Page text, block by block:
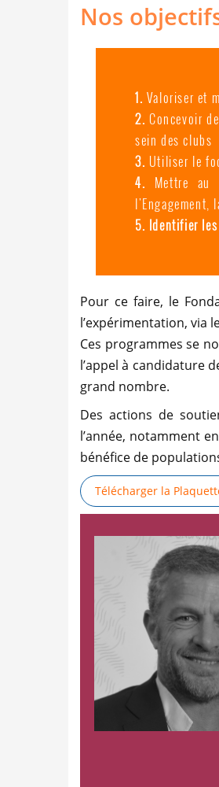
Nos
Valoriser et
Concevoir
sein des clubs
Utiliser le
Mettre au
l'Engagement,
Identifier
Pour ce faire, le
l’expérimentation, via
Ces programmes se
l’appel à candidature
grand nombre.
Des actions de
l’année, notamment
bénéfice de
Télécharger la